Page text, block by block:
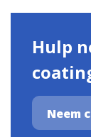
Hulp
Neem